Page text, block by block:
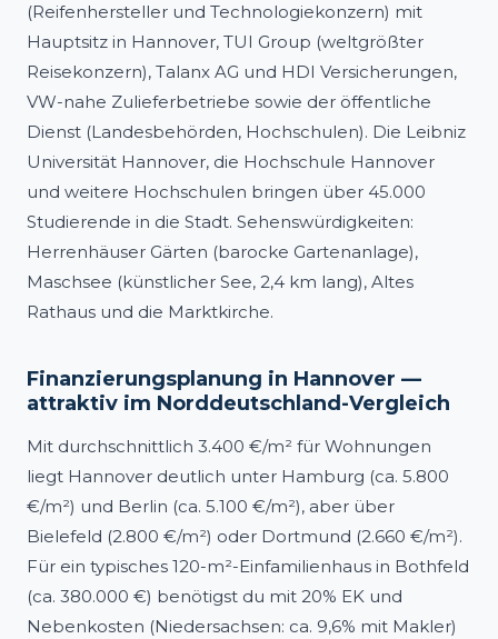
(Reifenhersteller und Technologiekonzern) mit
Hauptsitz in Hannover, TUI Group (weltgrößter
Reisekonzern), Talanx AG und HDI Versicherungen,
VW-nahe Zulieferbetriebe sowie der öffentliche
Dienst (Landesbehörden, Hochschulen). Die Leibniz
Universität Hannover, die Hochschule Hannover
und weitere Hochschulen bringen über 45.000
Studierende in die Stadt. Sehenswürdigkeiten:
Herrenhäuser Gärten (barocke Gartenanlage),
Maschsee (künstlicher See, 2,4 km lang), Altes
Rathaus und die Marktkirche.
Finanzierungsplanung in Hannover —
attraktiv im Norddeutschland-Vergleich
Mit durchschnittlich 3.400 €/m² für Wohnungen
liegt Hannover deutlich unter Hamburg (ca. 5.800
€/m²) und Berlin (ca. 5.100 €/m²), aber über
Bielefeld (2.800 €/m²) oder Dortmund (2.660 €/m²).
Für ein typisches 120-m²-Einfamilienhaus in Bothfeld
(ca. 380.000 €) benötigst du mit 20% EK und
Nebenkosten (Niedersachsen: ca. 9,6% mit Makler)